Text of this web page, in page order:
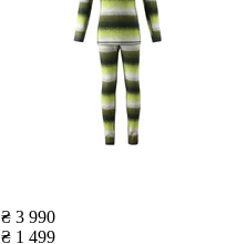
₴ 3 990
₴ 1 499